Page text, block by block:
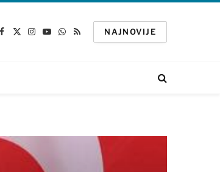
Facebook
X
Instagram
YouTube
WhatsApp
RSS
NAJNOVIJE